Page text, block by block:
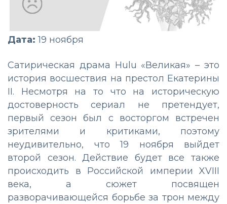
Дата: 19 ноября
Сатирическая драма Hulu «Великая» – это
история восшествия на престол Екатерины
II. Несмотря на то что на историческую
достоверность сериал не претендует,
первый сезон был с восторгом встречен
зрителями и критиками, поэтому
неудивительно, что 19 ноября выйдет
второй сезон. Действие будет все также
происходить в Российской империи XVIII
века, а сюжет посвящен
разворачивающейся борьбе за трон между